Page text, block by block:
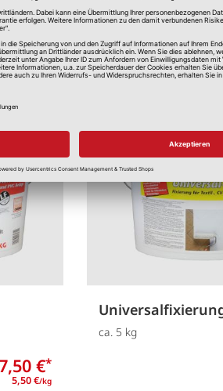
€*
5,50 €/kg
ca. 5 kg